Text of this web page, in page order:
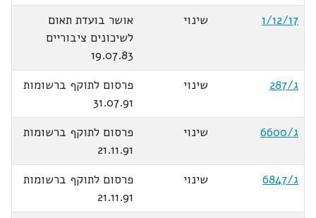
1/12/17
שינוי
אושר בועדת תאום
לשיכונים ציבוריים
19.07.83
ג/287
שינוי
פרסום לתוקף ברשומות
31.07.91
ג/6600
שינוי
פרסום לתוקף ברשומות
21.11.91
ג/6847
שינוי
פרסום לתוקף ברשומות
21.11.91